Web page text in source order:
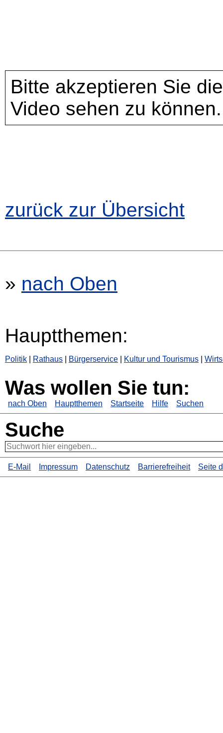
Bitte akzeptieren Sie
Video sehen zu können.
zurück zur Übersicht
» nach Oben
Hauptthemen:
Politik Rathaus Bürgerservice Kultur und Tourismus
Was wollen Sie tun:
nach Oben Hauptthemen Startseite Hilfe Suchen
Suche
E-Mail Impressum Datenschutz Barrierefreiheit Seite